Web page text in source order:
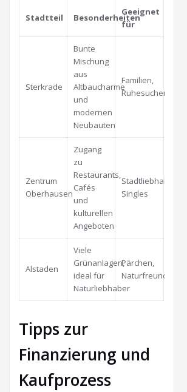
Stadtteil Besonderheiten
Geeignet
für
Sterkrade
Bunte
Mischung
aus
Altbaucharme
und
modernen
Neubauten
Familien,
Ruhesuchende
Zentrum
Oberhausen
Zugang
zu
Restaurants,
Cafés
und
kulturellen
Angeboten
Stadtliebhaber,
Singles
Alstaden
Viele
Grünanlagen,
ideal für
Naturliebhaber
Pärchen,
Naturfreunde
Tipps zur
Finanzierung und
Kaufprozess